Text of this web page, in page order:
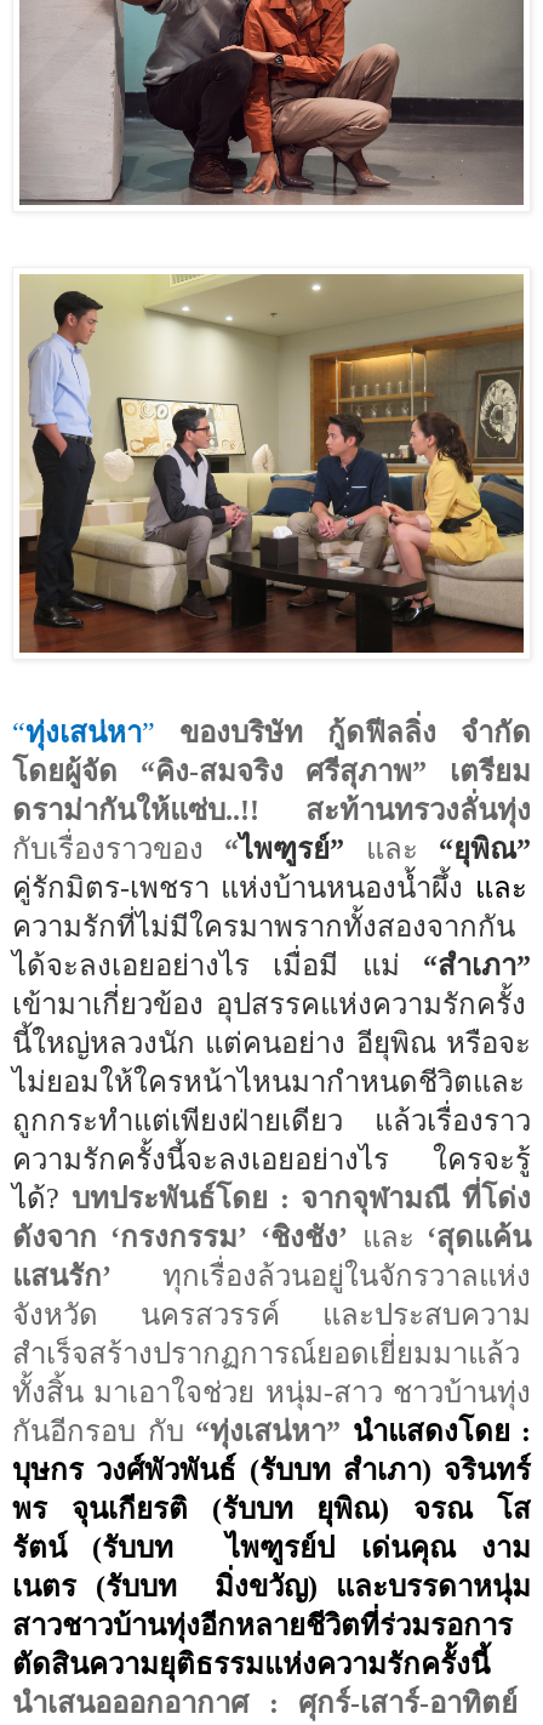
“ทุ่งเสน่หา” ของบริษัท กู้ดฟีลลิ่ง จำกัด
โดยผู้จัด
“คิง-สมจริง ศรีสุภาพ”
เตรียม
ดราม่ากันให้แซ่บ..!! สะท้านทรวงลั่นทุ่ง
กับเรื่องราวของ “ไพฑูรย์” และ “ยุพิณ”
คู่รักมิตร-เพชรา แห่งบ้านหนองน้ำผึ้ง และ
ความรักที่ไม่มีใครมาพรากทั้งสองจากกัน
ได้จะลงเอยอย่างไร เมื่อมี แม่ “สำเภา”
เข้ามาเกี่ยวข้อง อุปสรรคแห่งความรักครั้ง
นี้ใหญ่หลวงนัก แต่คนอย่าง อียุพิณ หรือจะ
ไม่ยอมให้ใครหน้าไหนมากำหนดชีวิตและ
ถูกกระทำแต่เพียงฝ่ายเดียว แล้วเรื่องราว
ความรักครั้งนี้จะลงเอยอย่างไร ใครจะรู้
ได้? บทประพันธ์โดย : จากจุฬามณี ที่โด่ง
ดังจาก ‘กรงกรรม’ ‘ชิงชัง’ และ ‘สุดแค้น
แสนรัก’
ทุกเรื่องล้วนอยู่ในจักรวาลแห่ง
จังหวัด นครสวรรค์ และประสบความ
สำเร็จสร้างปรากฏการณ์ยอดเยี่ยมมาแล้ว
ทั้งสิ้น มาเอาใจช่วย หนุ่ม-สาว ชาวบ้านทุ่ง
กันอีกรอบ กับ “ทุ่งเสน่หา” นำแสดงโดย :
บุษกร วงศ์พัวพันธ์ (รับบท สำเภา) จรินทร์
พร จุนเกียรติ
(รับบท
ยุพิณ) จรณ โส
รัตน์
(รับบท
ไพฑูรย์ป เด่นคุณ งาม
เนตร
(รับบท
มิ่งขวัญ) และบรรดาหนุ่ม
สาวชาวบ้านทุ่งอีกหลายชีวิตที่ร่วมรอการ
ตัดสินความยุติธรรมแห่งความรักครั้งนี้
นำเสนอออกอากาศ : ศุกร์-เสาร์-อาทิตย์